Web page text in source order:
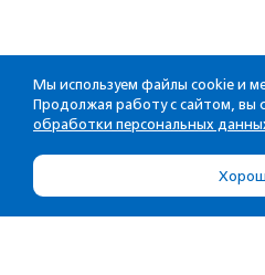
Мы используем файлы cookie и
Продолжая работу с сайтом, вы
обработки персональных